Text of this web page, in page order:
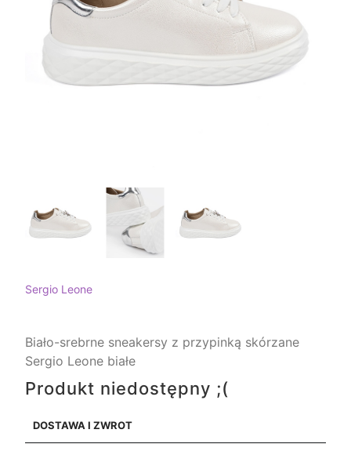
Sergio Leone
Biało-srebrne sneakersy z przypinką skórzane
Sergio Leone białe
Produkt niedostępny ;(
DOSTAWA I ZWROT